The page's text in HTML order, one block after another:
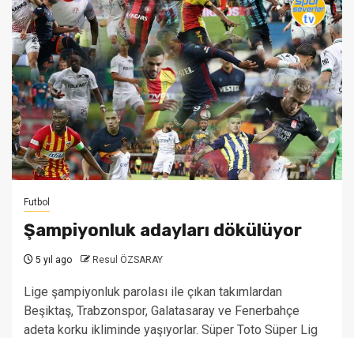
Futbol
Şampiyonluk adayları dökülüyor
5 yıl ago Resul ÖZSARAY
Lige şampiyonluk parolası ile çıkan takımlardan
Beşiktaş, Trabzonspor, Galatasaray ve Fenerbahçe
adeta korku ikliminde yaşıyorlar. Süper Toto Süper Lig